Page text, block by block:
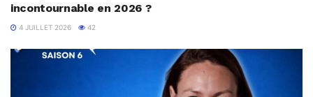
incontournable en 2026 ?
4 JUILLET 2026 42